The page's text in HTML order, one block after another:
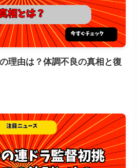
理由は？体調不良の真相と復